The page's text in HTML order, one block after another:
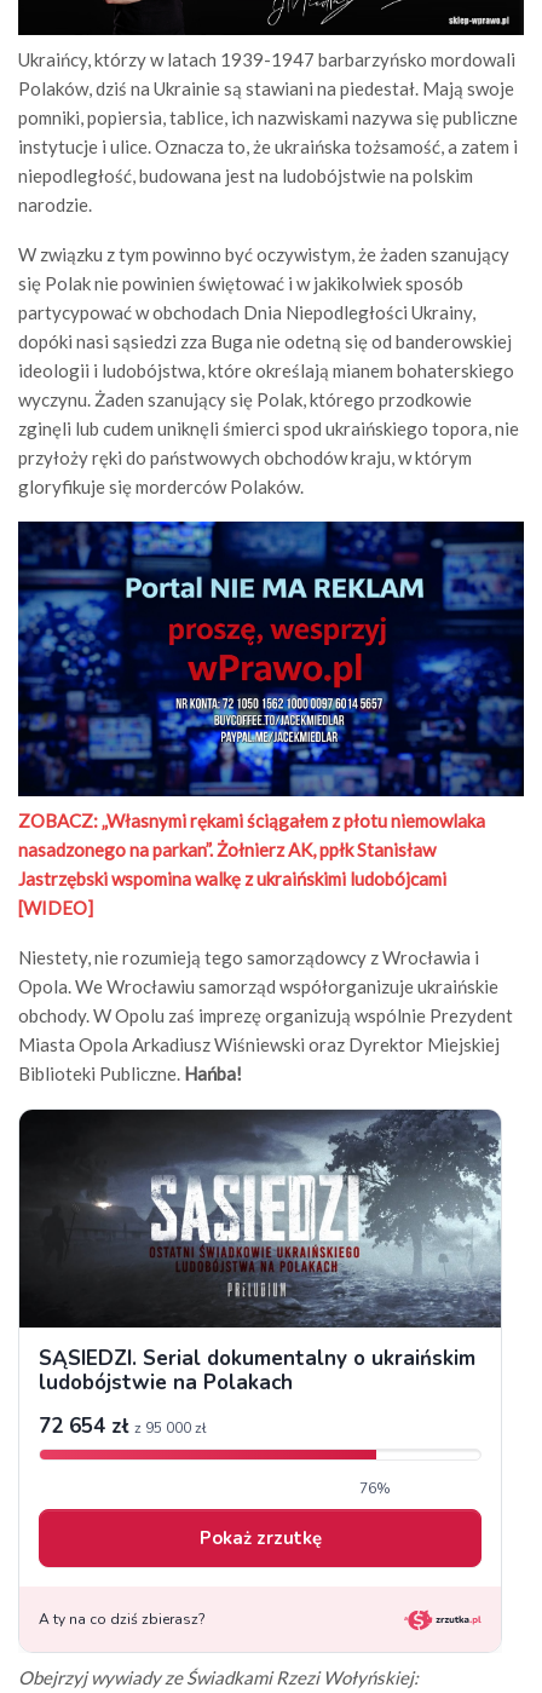
Ukraińcy, którzy w latach 1939-1947 barbarzyńsko mordowali
Polaków, dziś na Ukrainie są stawiani na piedestał. Mają swoje
pomniki, popiersia, tablice, ich nazwiskami nazywa się publiczne
instytucje i ulice. Oznacza to, że ukraińska tożsamość, a zatem i
niepodległość, budowana jest na ludobójstwie na polskim
narodzie.
W związku z tym powinno być oczywistym, że żaden szanujący
się Polak nie powinien świętować i w jakikolwiek sposób
partycypować w obchodach Dnia Niepodległości Ukrainy,
dopóki nasi sąsiedzi zza Buga nie odetną się od banderowskiej
ideologii i ludobójstwa, które określają mianem bohaterskiego
wyczynu. Żaden szanujący się Polak, którego przodkowie
zginęli lub cudem uniknęli śmierci spod ukraińskiego topora, nie
przyłoży ręki do państwowych obchodów kraju, w którym
gloryfikuje się morderców Polaków.
ZOBACZ:„Własnymi rękami ściągałem z płotu niemowlaka
nasadzonego na parkan”. Żołnierz AK, ppłk Stanisław
Jastrzębski wspomina walkę z ukraińskimi ludobójcami
[WIDEO]
Niestety, nie rozumieją tego samorządowcy z Wrocławia i
Opola. We Wrocławiu samorząd współorganizuje ukraińskie
obchody. W Opolu zaś imprezę organizują wspólnie Prezydent
Miasta Opola Arkadiusz Wiśniewski oraz Dyrektor Miejskiej
Biblioteki Publiczne. Hańba!
Obejrzyj wywiady ze Świadkami Rzezi Wołyńskiej: